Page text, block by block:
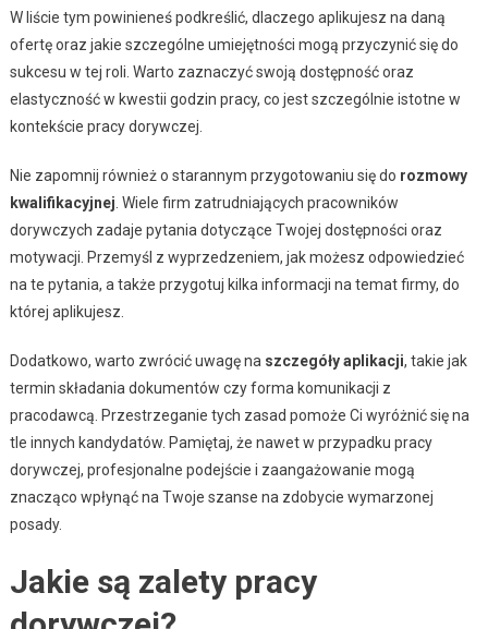
W liście tym powinieneś podkreślić, dlaczego aplikujesz na daną
ofertę oraz jakie szczególne umiejętności mogą przyczynić się do
sukcesu w tej roli. Warto zaznaczyć swoją dostępność oraz
elastyczność w kwestii godzin pracy, co jest szczególnie istotne w
kontekście pracy dorywczej.
Nie zapomnij również o starannym przygotowaniu się do rozmowy
kwalifikacyjnej . Wiele firm zatrudniających pracowników
dorywczych zadaje pytania dotyczące Twojej dostępności oraz
motywacji. Przemyśl z wyprzedzeniem, jak możesz odpowiedzieć
na te pytania, a także przygotuj kilka informacji na temat firmy, do
której aplikujesz.
Dodatkowo, warto zwrócić uwagę na szczegóły aplikacji, takie jak
termin składania dokumentów czy forma komunikacji z
pracodawcą. Przestrzeganie tych zasad pomoże Ci wyróżnić się na
tle innych kandydatów. Pamiętaj, że nawet w przypadku pracy
dorywczej, profesjonalne podejście i zaangażowanie mogą
znacząco wpłynąć na Twoje szanse na zdobycie wymarzonej
posady.
Jakie są zalety pracy